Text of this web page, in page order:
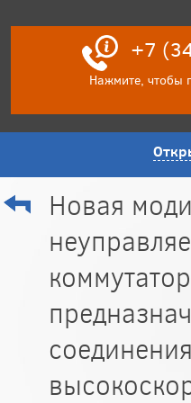
+7
Нажмите, чтобы
Новая